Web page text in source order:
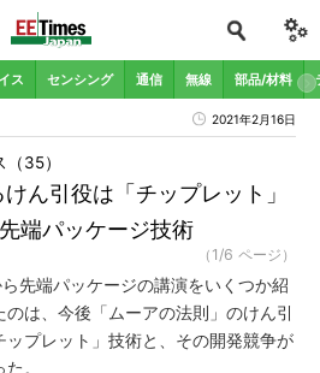
ス センシング 通信 無線 部品/材料
2021年2月16日
ん引役は「チップレット」
端パッケージ技術
35）
（1/6 ページ）
先端パッケージの講演をいくつか紹
は、今後「ムーアの法則」のけん引
プレット」技術と、その開発競争が
。